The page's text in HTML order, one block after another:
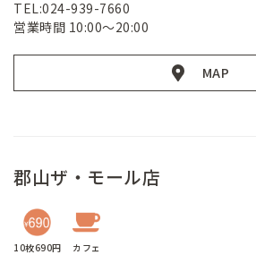
TEL:024-939-7660
営業時間 10:00～20:00
MAP
郡山ザ・モール店
10枚690円 カフェ